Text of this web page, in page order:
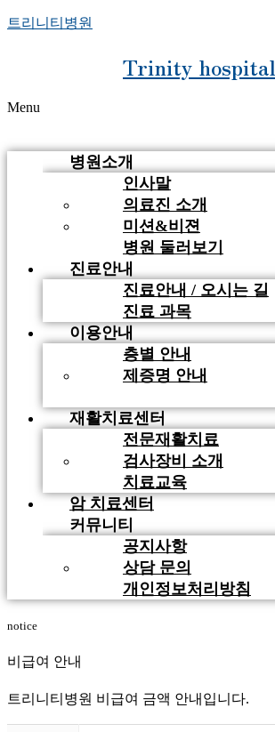
트리니티병원
Trinity hospital
Menu
병원소개
인사말
의료진 소개
미션&비젼
병원 둘러보기
진료안내
진료안내 / 오시는 길
진료 과목
이용안내
층별 안내
제증명 안내
재활치료센터
전문재활치료
검사장비 소개
치료교육
암 치료센터
커뮤니티
공지사항
상담 문의
개인정보처리방침
notice
비급여 안내
트리니티병원 비급여 금액 안내입니다.